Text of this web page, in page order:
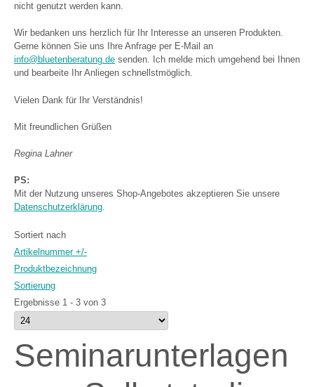
nicht genutzt werden kann.
Wir bedanken uns herzlich für Ihr Interesse an unseren Produkten.
Gerne können Sie uns Ihre Anfrage per E-Mail an
info@bluetenberatung.de senden. Ich melde mich umgehend bei Ihnen
und bearbeite Ihr Anliegen schnellstmöglich.
Vielen Dank für Ihr Verständnis!
Mit freundlichen Grüßen
Regina Lahner
PS:
Mit der Nutzung unseres Shop-Angebotes akzeptieren Sie unsere
Datenschutzerklärung.
Sortiert nach
Artikelnummer +/-
Produktbezeichnung
Sortierung
Ergebnisse 1 - 3 von 3
Seminarunterlagen